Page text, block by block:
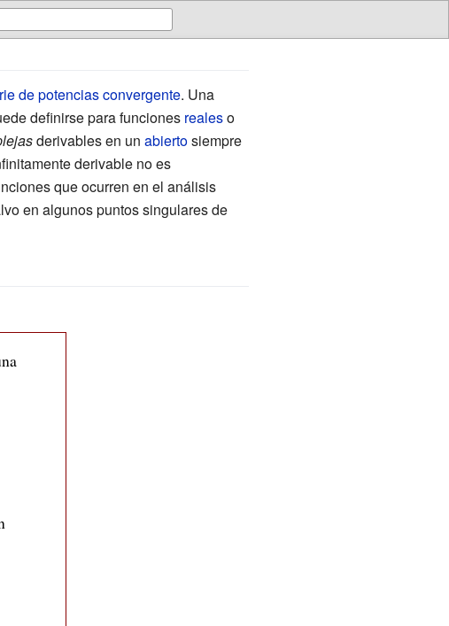
de potenciasconvergente. Una
definirse para funciones realeso
derivables en un abiertosiempre
derivable no es
que ocurren en el análisis
en algunos puntos singulares de